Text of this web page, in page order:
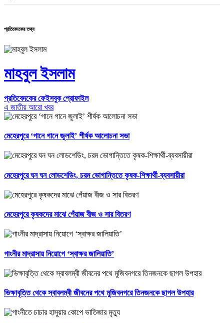
প্রতিবেদকের তথ্য
মাহবুল ইসলাম
প্রতিবেদকের ফেইসবুক প্রোফাইল
এ জাতীয় আরো খবর
মেহেরপুরে ‘গানে গানে জুলাই’ শীর্ষক আলোচনা সভা
মেহেরপুরে ঘন ঘন লোডশেডিং, চরম ভোগান্তিতে কৃষক-শিক্ষার্থী-ব্যবসায়ীরা
মেহেরপুরে কৃষকদের মাঝে পেঁয়াজ বীজ ও সার বিতরণ
গাংনীর মাদ্রাসায় নিয়োগে ‘স্বাক্ষর জালিয়াতি’
ভিক্ষাবৃত্তি থেকে স্বাবলম্বী জীবনের পথে মুজিবনগরে তিনজনকে ছাগল উপহার